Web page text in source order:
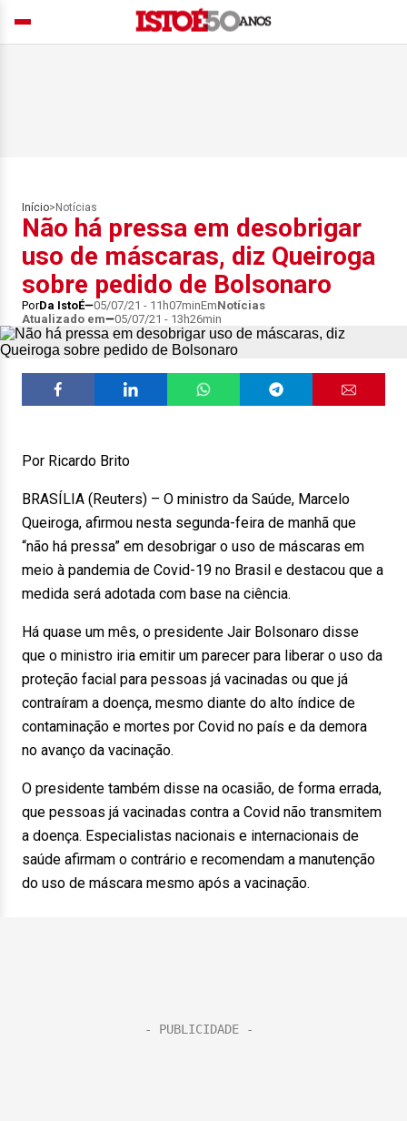
Início> Notícias
Não há pressa em desobrigar
uso de máscaras, diz Queiroga
sobre pedido de Bolsonaro
PorDa IstoÉ 05/07/21 - 11h07minEmNotícias
Atualizado em
05/07/21 - 13h26min
Por Ricardo Brito
BRASÍLIA (Reuters) – O ministro da Saúde, Marcelo
Queiroga, afirmou nesta segunda-feira de manhã que
“não há pressa” em desobrigar o uso de máscaras em
meio à pandemia de Covid-19 no Brasil e destacou que a
medida será adotada com base na ciência.
Há quase um mês, o presidente Jair Bolsonaro disse
que o ministro iria emitir um parecer para liberar o uso da
proteção facial para pessoas já vacinadas ou que já
contraíram a doença, mesmo diante do alto índice de
contaminação e mortes por Covid no país e da demora
no avanço da vacinação.
O presidente também disse na ocasião, de forma errada,
que pessoas já vacinadas contra a Covid não transmitem
a doença. Especialistas nacionais e internacionais de
saúde afirmam o contrário e recomendam a manutenção
do uso de máscara mesmo após a vacinação.